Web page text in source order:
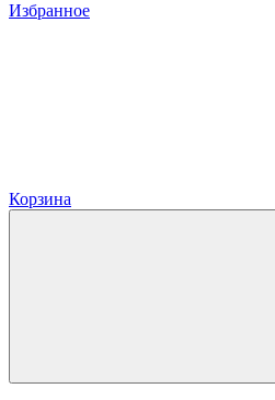
Избранное
Корзина